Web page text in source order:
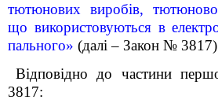
тютюнових виробів,
що використовуються в
пального» (далі – Закон № 3817)
Відповідно до частини
3817: